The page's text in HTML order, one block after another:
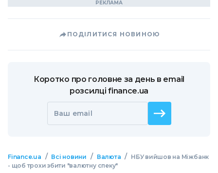
ПОДІЛИТИСЯ НОВИНОЮ
Коротко про головне за день в email
розсилці finance.ua
Ваш email
Finance.ua / Всі новини / Валюта / НБУ вийшов на Міжбанк
- щоб трохи збити "валютну спеку"